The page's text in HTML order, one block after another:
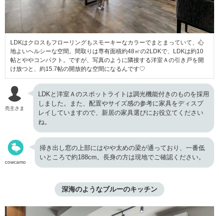
LDKはクロスもフローリングもスモーキーなカラーでまとまっていて、心
地よいヘルシーな空間。間取りは専有面積約48㎡の2LDKで、LDKは約10
帖とややコンパクト。ですが、写真のように隣接する洋室Ａの引き戸を開
け放つと、約15.7帖の開放的な空間になるんです♡
売主さま
LDKと洋室Ａのスポットライトは調光機能付きのものを採用
しました。また、配置やサイズ感の参考に家具をディスプ
レイしていますので、新居の家具選びにお役立てください
ね。
cowcamo
掃き出し窓の上部にはやや太めの梁が通っており、一番低
いところで約188cm。長身の方は現地でご確認ください。
深海のようなブルーのキッチン